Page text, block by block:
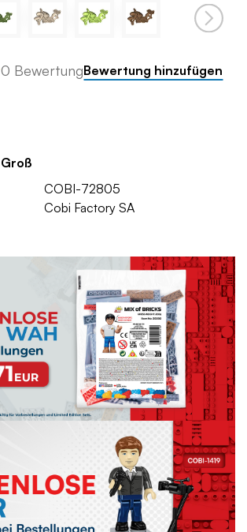
0 BewertungBewertung hinzufügen
Groß
COBI-72805
Cobi Factory SA